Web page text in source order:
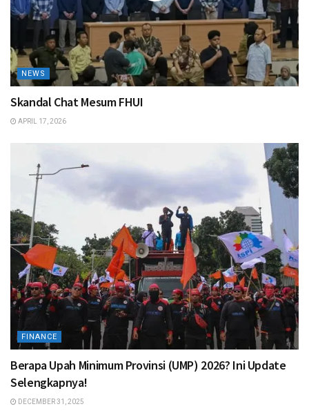
NEWS
Skandal Chat Mesum FHUI
APRIL 17, 2026
FINANCE
Berapa Upah Minimum Provinsi (UMP) 2026? Ini Update
Selengkapnya!
DECEMBER 31, 2025